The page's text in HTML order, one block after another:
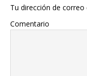
Tu dirección de
Comentario